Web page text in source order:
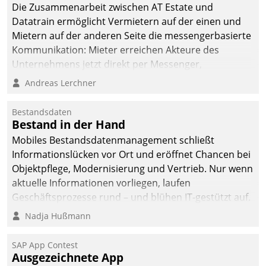
Die Zusammenarbeit zwischen AT Estate und
Datatrain ermöglicht Vermietern auf der einen und
Mietern auf der anderen Seite die messengerbasierte
Kommunikation: Mieter erreichen Akteure des
Unternehmens jetzt direkt per Messenger,
Mitarbeiter oder Dienstleister empfangen oder
Andreas Lerchner
Bestandsdaten
Bestand in der Hand
Mobiles Bestandsdatenmanagement schließt
Informationslücken vor Ort und eröffnet Chancen bei
Objektpflege, Modernisierung und Vertrieb. Nur wenn
aktuelle Informationen vorliegen, laufen
Geschäftsprozesse rund – und blühen IT-gestützt auf.
Nadja Hußmann
SAP App Contest
Ausgezeichnete App